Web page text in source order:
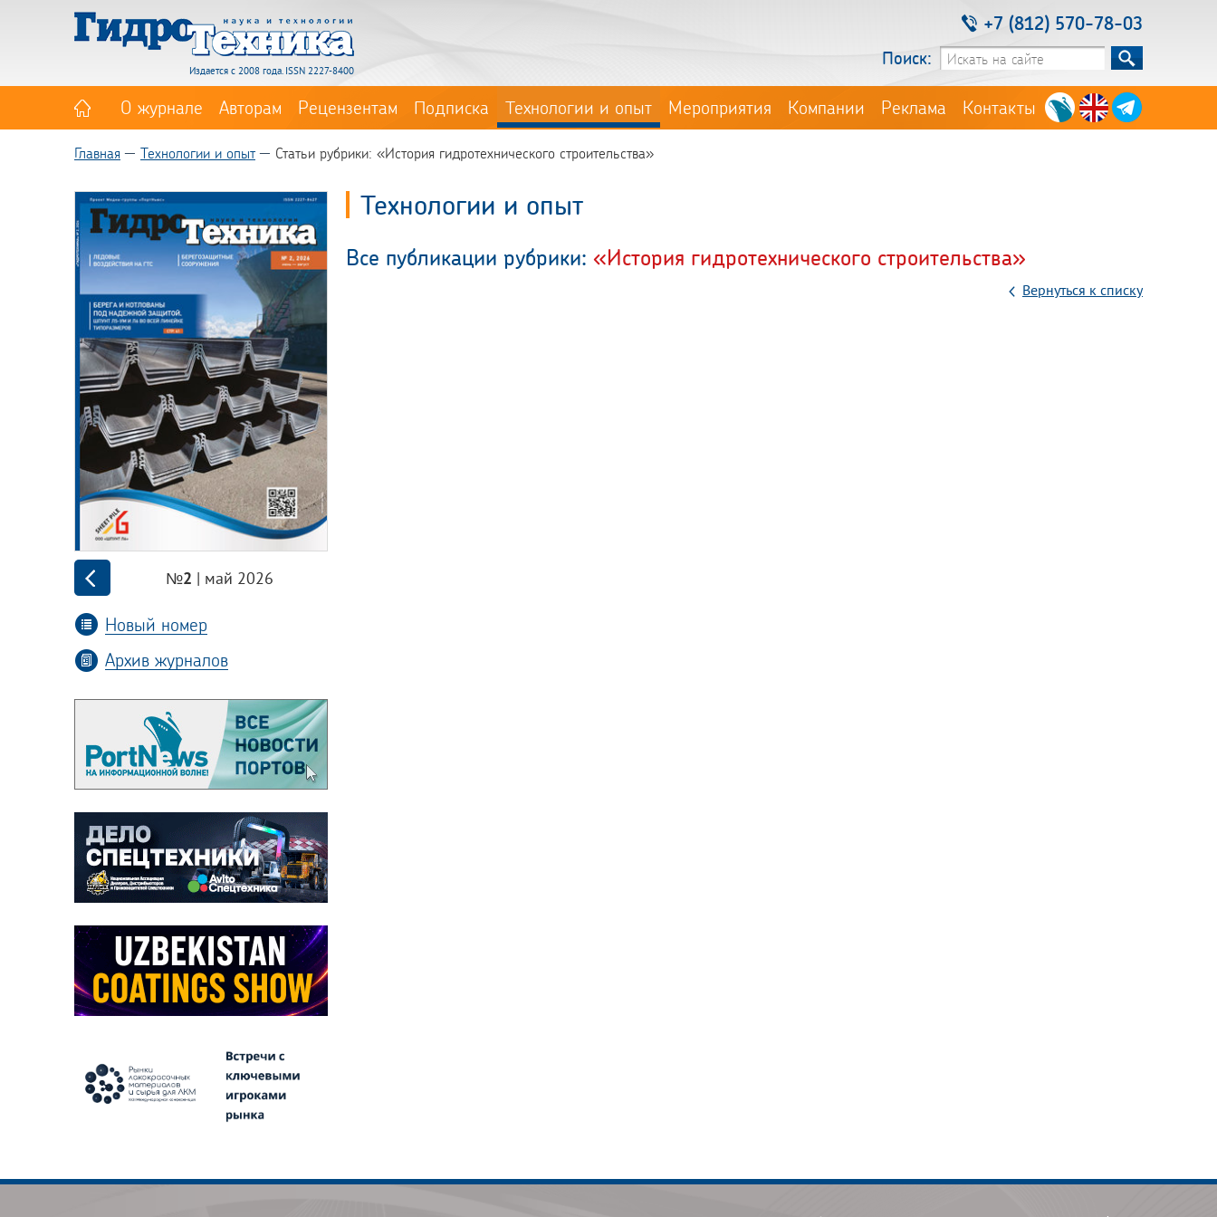
Издается с 2008 года. ISSN 2227-8400
+7 (812) 570-78-03
Поиск:
О журнале Авторам Рецензентам Подписка Технологии и опыт Мероприятия Компании Реклама Контакты
Главная Технологии и опыт Статьи рубрики: «История гидротехнического строительства»
№2 | май 2026
Новый номер
Архив журналов
Технологии и опыт
Все публикации рубрики: «История гидротехнического строительства»
Вернуться к списку